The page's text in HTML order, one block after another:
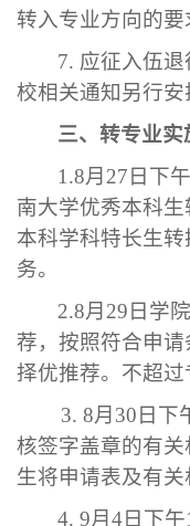
转入专业方向的要
7. 应征入伍
校相关通知另行安
三、转专业实
1.8月 27 日下午
南大学优秀本科
本科学科特长生
务。
2.8月 29 日学
荐，按照符合申请
择优推荐。不超过
3. 8月 30 日下
核签字盖章的有
生将申请表及有
4. 9月4日下午